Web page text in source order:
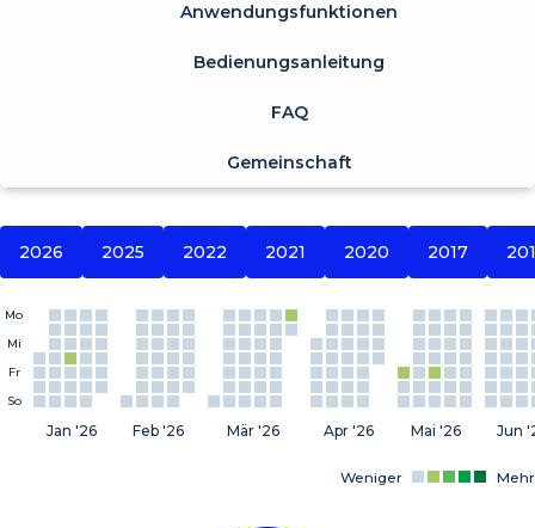
Anwendungsfunktionen
Bedienungsanleitung
FAQ
Gemeinschaft
2026 2025 2022 2021 2020 2017
Mo
Mi
Fr
So
Jan '26 Feb '26 Mär '26 Apr '26 Mai '26 Jun
Weniger Mehr